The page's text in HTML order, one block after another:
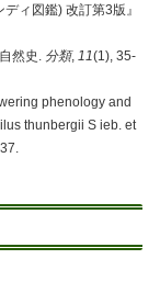
ィ図鑑) 改訂第3版』
然史. 分類, 11(1), 35-
phenology and
thunbergii S ieb. et